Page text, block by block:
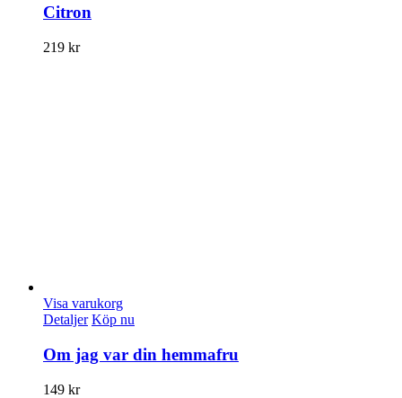
Citron
219 kr
Visa varukorg
Detaljer Köp nu
Om jag var din hemmafru
149 kr